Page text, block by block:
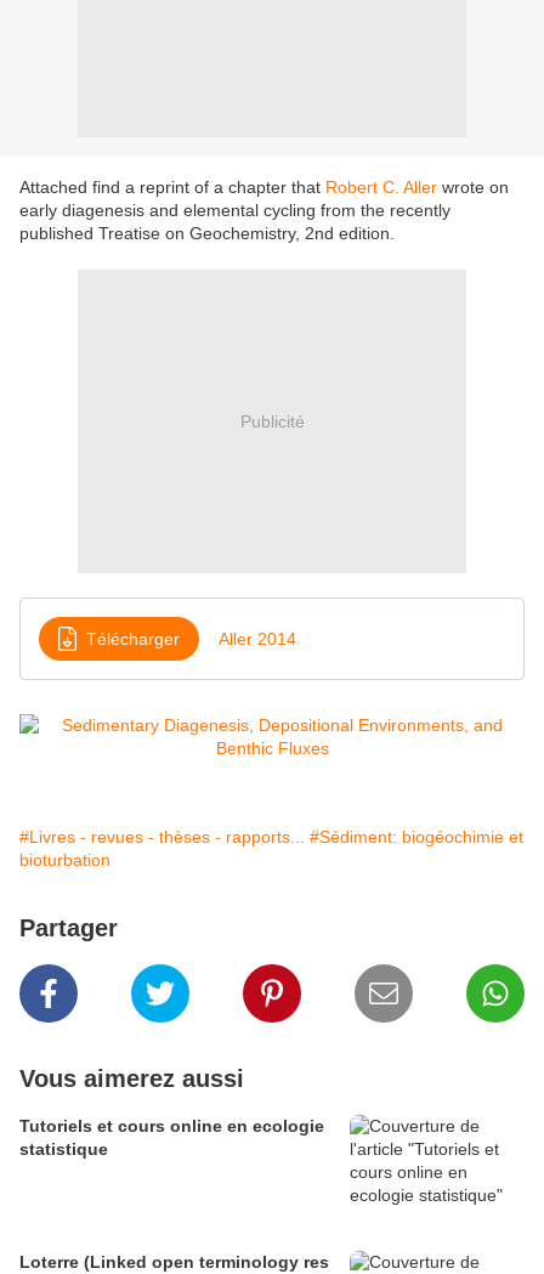
Attached find a reprint of a chapter that Robert C. Aller wrote on
early diagenesis and elemental cycling from the recently
published Treatise on Geochemistry, 2nd edition.
Publicité
Télécharger Aller 2014
#Livres - revues - thèses - rapports...
#Sédiment: biogéochimie et
bioturbation
Partager
Vous aimerez aussi
Tutoriels et cours online en ecologie
statistique
Loterre (Linked open terminology res